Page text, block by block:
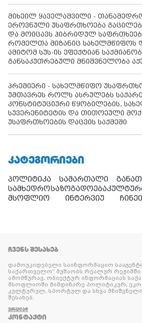
მიხეილ ყაველაშვილი -
ეროვნული უსაფრთხოება
და მოიცავს ჰიბრიდულ
რომელთა მიზანიც სახელმწიფოს
ამიტომ სუს-ის ეფექტიან
განსაკუთრებული მნიშვნელობა
პრემიერი - სახელმწიფო
უმთავრეს როლს ასრულებს
კონსტიტუციური წყობილების,
სუვერენიტეტის და თითოეული
უსაფრთხოების დაცვის საქმეში
ᲙᲐᲢᲔᲒᲝᲠᲘᲔᲑᲘ
პოლიტიკა სამართალი
სამხედროსაზოგადოება
მსოფლიო
ინტერვიუ
ᲩᲕᲔᲜᲡ ᲨᲔᲡᲐᲮᲔᲑ
დამოუკიდებელი საინფორმაციო
საქართველო” მუშაობს რეალურ რეჟიმში
ამომწურავ, ობიექტურ ინფორმაციას
მსოფლიოში მიმდინარე პოლიტიკურ,
კულტურულ, სპორტულ და სხვა
შესახებ.
ᲕᲠᲪᲚᲐᲓ
ᲙᲝᲜᲢᲐᲥᲢᲘ